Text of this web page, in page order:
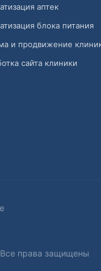
аптек
блока питания
и продвижение
сайта клиники
права защищены